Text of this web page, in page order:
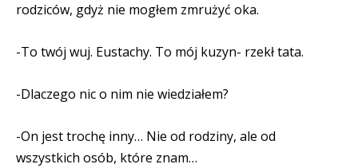
rodziców, gdyż nie mogłem zmrużyć oka.
-To twój wuj. Eustachy. To mój kuzyn- rzekł tata.
-Dlaczego nic o nim nie wiedziałem?
-On jest trochę inny… Nie od rodziny, ale od
wszystkich osób, które znam…